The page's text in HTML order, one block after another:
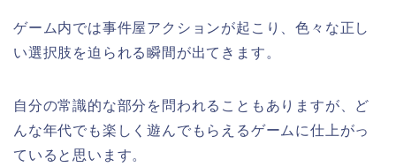
ゲーム内では事件屋アクションが起こり、色々な正し
い選択肢を迫られる瞬間が出てきます。
自分の常識的な部分を問われることもありますが、ど
んな年代でも楽しく遊んでもらえるゲームに仕上がっ
ていると思います。